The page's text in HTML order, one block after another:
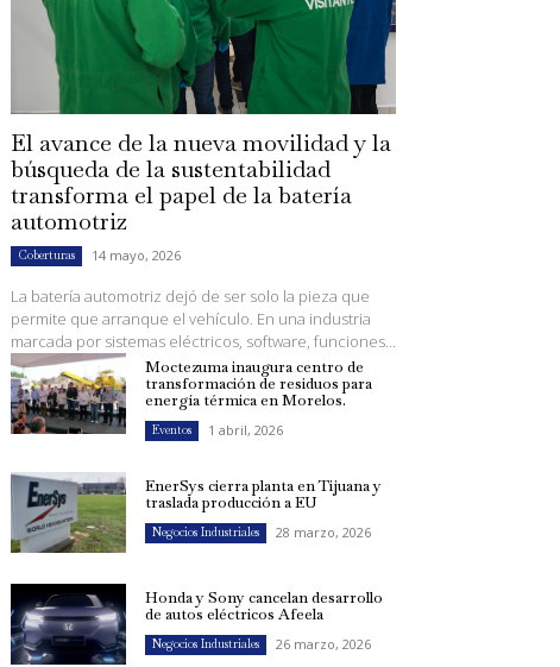
El avance de la nueva movilidad y la
búsqueda de la sustentabilidad
transforma el papel de la batería
automotriz
Coberturas 14 mayo, 2026
La batería automotriz dejó de ser solo la pieza que
permite que arranque el vehículo. En una industria
marcada por sistemas eléctricos, software, funciones...
Moctezuma inaugura centro de
transformación de residuos para
energía térmica en Morelos.
Eventos 1 abril, 2026
EnerSys cierra planta en Tijuana y
traslada producción a EU
Negocios Industriales 28 marzo, 2026
Honda y Sony cancelan desarrollo
de autos eléctricos Afeela
Negocios Industriales 26 marzo, 2026